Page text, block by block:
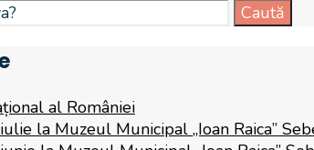
Caută
al României
la Muzeul Municipal „Ioan Raica”